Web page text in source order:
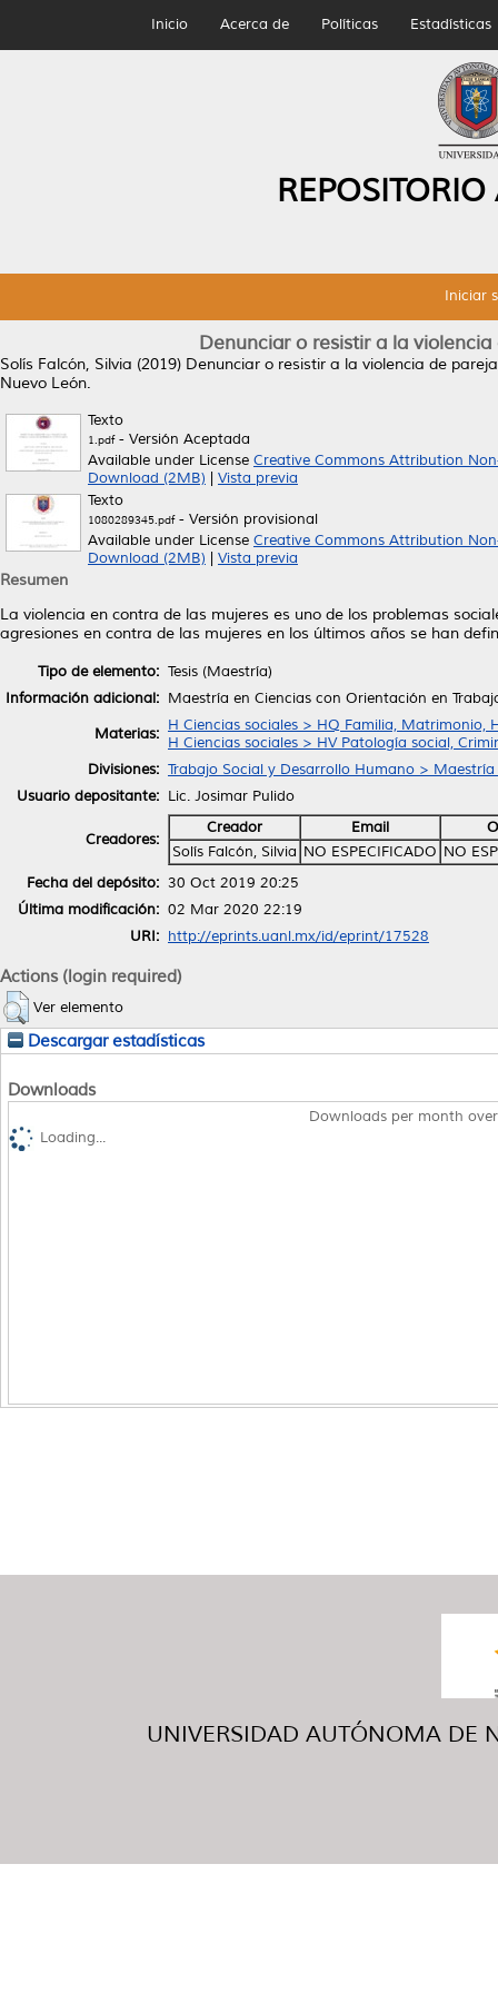
Inicio Acerca de Políticas Estadísticas
Iniciar
Denunciar o resistir a la
Solís Falcón, Silvia (2019) Denunciar o resistir a la violencia de
Nuevo León.
Texto
1.pdf- Versión Aceptada
Available under License Creative Commons Attribution
Download (2MB)
Vista previa
Texto
1080289345.pdf- Versión provisional
Available under License Creative Commons Attribution
Download (2MB)
Vista previa
Resumen
La violencia en contra de las mujeres es uno de los problemas
agresiones en contra de las mujeres en los últimos años se han
Tipo de elemento: Tesis (Maestría)
Información adicional: Maestría en Ciencias con Orientación en
Materias: H Ciencias sociales > HQ Familia, Matrimonio,
H Ciencias sociales > HV Patología social,
Divisiones: Trabajo Social y Desarrollo Humano >
Usuario depositante: Lic. Josimar Pulido
Creadores:
Creador Email
Solís Falcón, Silvia NO ESPECIFICADO NO
Fecha del depósito: 30 Oct 2019 20:25
Última modificación: 02 Mar 2020 22:19
URI: http://eprints.uanl.mx/id/eprint/17528
Actions (login required)
Ver elemento
Descargar estadísticas
Downloads
Downloads per month
Loading...
UNIVERSIDAD AUTÓNOMA DE